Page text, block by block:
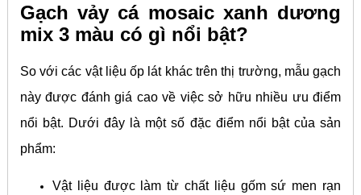
Gạch vảy cá mosaic xanh dương
mix 3 màu có gì nổi bật?
So với các vật liệu ốp lát khác trên thị trường, mẫu gạch
này được đánh giá cao về việc sở hữu nhiều ưu điểm
nổi bật. Dưới đây là một số đặc điểm nổi bật của sản
phẩm:
Vật liệu được làm từ chất liệu gốm sứ men rạn